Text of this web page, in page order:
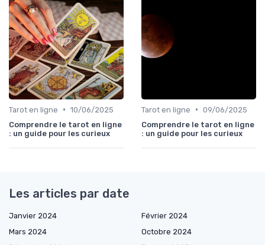
Tarot en ligne • 10/06/2025
Comprendre le tarot en ligne
: un guide pour les curieux
Tarot en ligne • 09/06/2025
Comprendre le tarot en ligne
: un guide pour les curieux
Les articles par date
Janvier 2024
Février 2024
Mars 2024
Octobre 2024